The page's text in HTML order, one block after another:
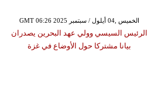
GMT 06:26 2025 الخميس ,04 أيلول / سبتمبر
الرئيس السيسي وولي عهد البحرين يصدران
بيانا مشتركا حول الأوضاع في غزة